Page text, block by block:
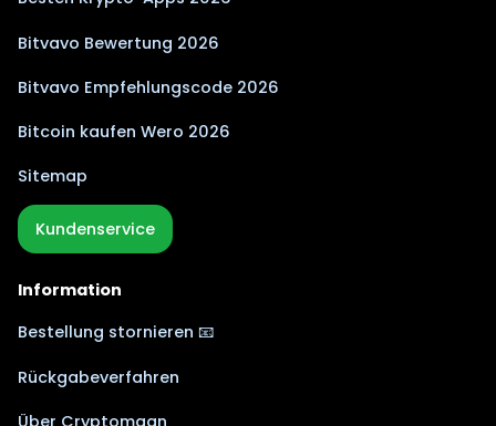
Bitvavo Bewertung 2026
Bitvavo Empfehlungscode 2026
Bitcoin kaufen Wero 2026
Sitemap
Kundenservice
Information
Bestellung stornieren 📧
Rückgabeverfahren
Über Cryptomaan